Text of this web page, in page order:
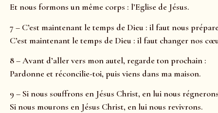
Et nous formons un même corps : l’Eglise de Jésus.
7 – C’est maintenant le temps de Dieu : il faut nous
C’est maintenant le temps de Dieu : il faut changer nos
8 – Avant d’aller vers mon autel, regarde ton prochain :
Pardonne et réconcilie-toi, puis viens dans ma maison.
9 – Si nous souffrons en Jésus Christ, en lui nous
Si nous mourons en Jésus Christ, en lui nous revivrons.